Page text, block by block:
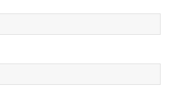
海外 Overseas shops